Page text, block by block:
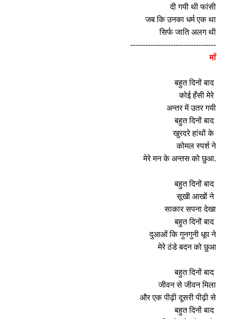
दी गयी थी फांसी
जब कि उनका धर्म एक था
सिर्फ जाति अलग थी
----------------------------------
माँ
बहुत दिनों बाद
कोई हँसी मेरे
अन्तर में उतर गयी
बहुत दिनों बाद
खुरदरे हांथों के
कोमल स्पर्श ने
मेरे मन के अन्तस को छुआ.
बहुत दिनों बाद
सूखी आखों ने
साकार सपना देखा
बहुत दिनों बाद
दुआओं कि गुनगुनी धूप ने
मेरे ठंडे बदन को छुआ
बहुत दिनों बाद
जीवन से जीवन मिला
और एक पीढ़ी दूसरी पीढ़ी से
बहुत दिनों बाद